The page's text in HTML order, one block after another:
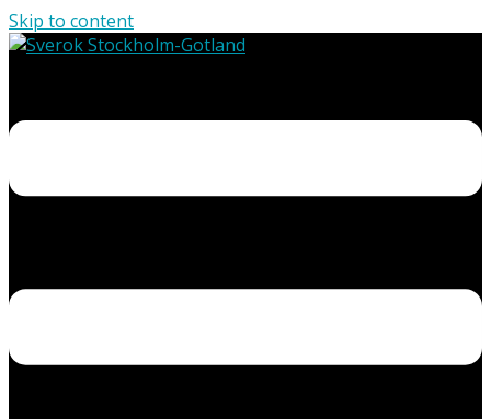
Skip to content